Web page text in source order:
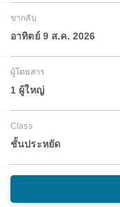
ขากลับ
อาทิตย์ 9 ส.ค. 2026
ผู้โดยสาร
1 ผู้ใหญ่
Class
ชั้นประหยัด